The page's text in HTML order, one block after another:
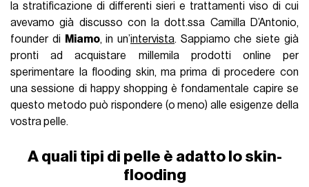
la stratificazione di differenti sieri e trattamenti viso di cui
avevamo già discusso con la dott.ssa Camilla D’Antonio,
founder di
Miamo, in un’intervista. Sappiamo che siete già
pronti ad acquistare millemila prodotti online per
sperimentare la flooding skin, ma prima di procedere con
una sessione di happy shopping è fondamentale capire se
questo metodo può rispondere (o meno) alle esigenze della
vostra pelle.
A quali tipi di pelle è adatto lo skin-
flooding